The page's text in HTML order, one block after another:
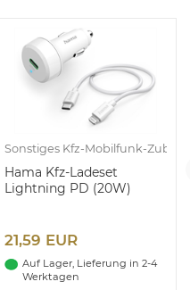
Sonstiges Kfz-Mobilfunk-
Hama Kfz-Ladeset
Lightning PD (20W)
21,59 EUR
Auf Lager, Lieferung in 2-4
Werktagen